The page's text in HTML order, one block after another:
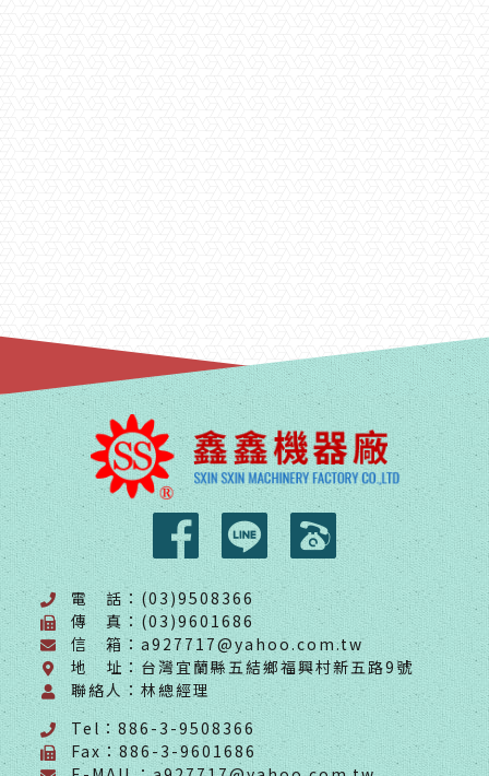
電 話：(03)9508366
傳 真：(03)9601686
信 箱：a927717@yahoo.com.tw
地 址：台灣宜蘭縣五結鄉福興村新五路9號
聯絡人：林總經理
Tel：886-3-9508366
Fax：886-3-9601686